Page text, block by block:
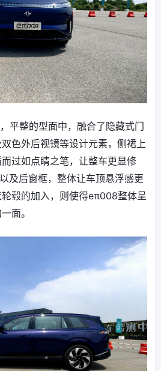
平整的型面中，融合了隐藏式门
色外后视镜等设计元素，侧裙上
过如点睛之笔，让整车更显修
及后窗框，整体让车顶悬浮感更
毂的加入，则使得eπ008整体呈
面。